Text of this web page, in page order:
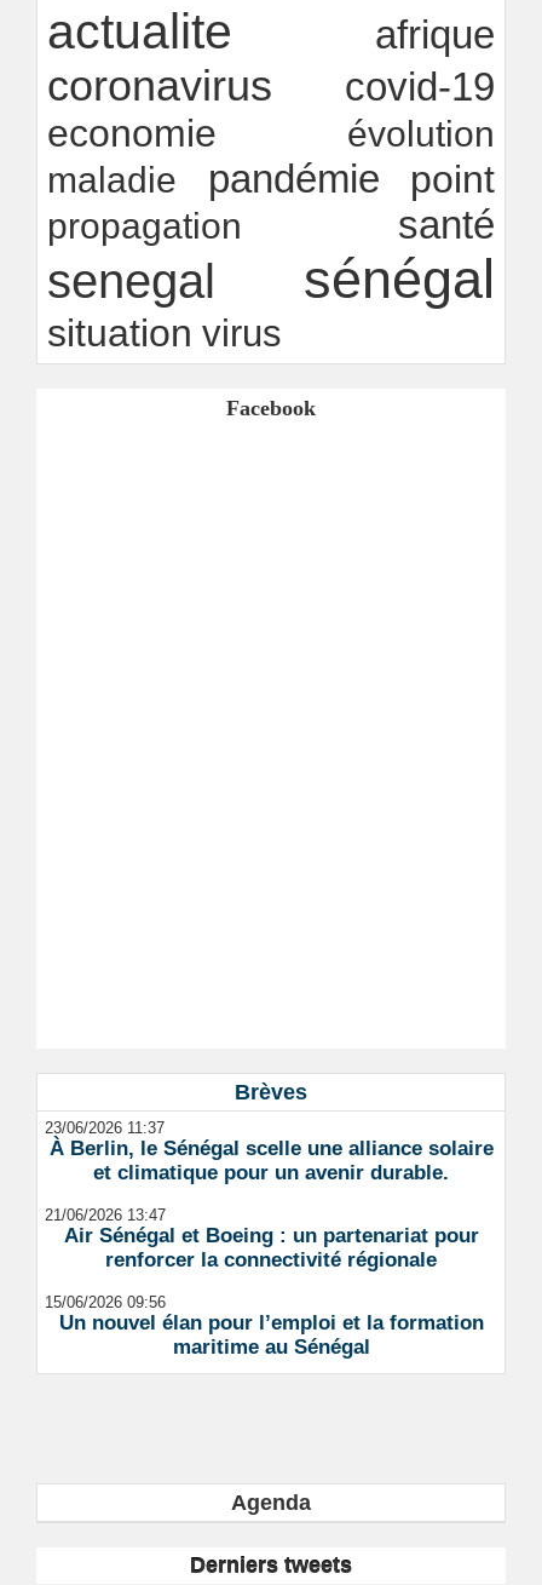
Rapport Bceao 2025 : résilience, transition et
innovation
24/07/2026 -Ndakhté M. GAYE
actualite afrique
coronavirus covid-19
economie
évolution
maladie
pandémie point
propagation santé
senegal sénégal
situation virus
Facebook
Brèves
23/06/2026 11:37
À Berlin, le Sénégal scelle une alliance solaire
et climatique pour un avenir durable.
21/06/2026 13:47
Air Sénégal et Boeing : un partenariat pour
renforcer la connectivité régionale
15/06/2026 09:56
Un nouvel élan pour l’emploi et la formation
maritime au Sénégal
Agenda
Derniers tweets